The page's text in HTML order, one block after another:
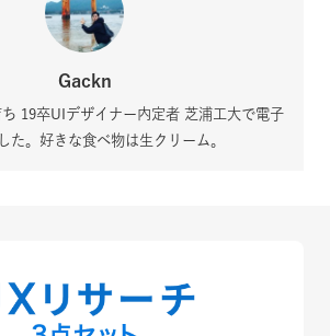
Gackn
19卒UIデザイナー内定者 芝浦工大で電子
た。好きな食べ物は生クリーム。